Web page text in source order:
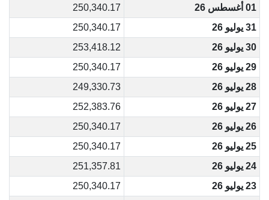
01 أغسطس 26
250,340.17
31 يوليو 26
250,340.17
30 يوليو 26
253,418.12
29 يوليو 26
250,340.17
28 يوليو 26
249,330.73
27 يوليو 26
252,383.76
26 يوليو 26
250,340.17
25 يوليو 26
250,340.17
24 يوليو 26
251,357.81
23 يوليو 26
250,340.17